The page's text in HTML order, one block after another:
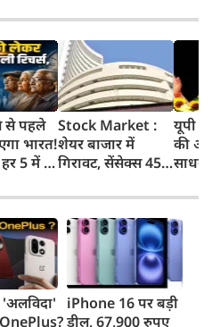
से पहले
भारत!
5 में 1
उम्र का
Stock Market :
शेयर बाजार में
गिरावट, सेंसेक्स 455
गिरावट
यूपी
की
साधन
iPhone 16 पर बड़ी
डील, 67,900 रुपए